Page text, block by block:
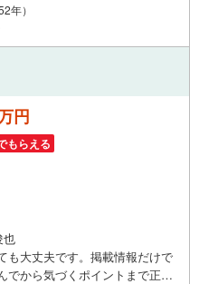
年）
円
もらえる
也
も大丈夫です。掲載情報だけで
でから気づくポイントまで正直